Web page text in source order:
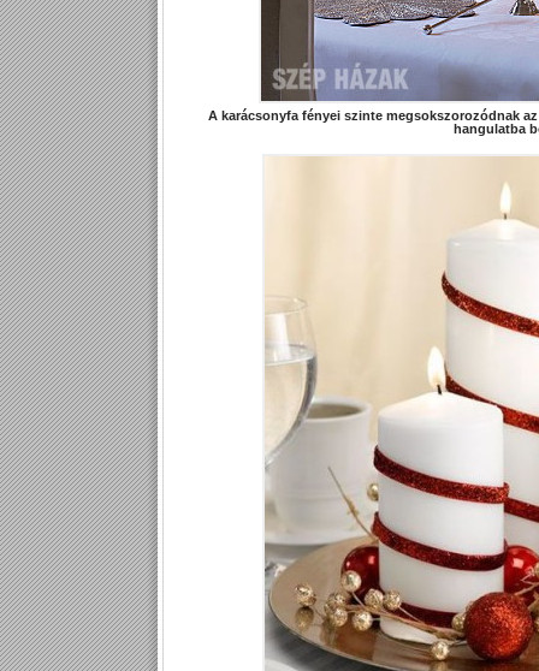
A karácsonyfa fényei szinte megsokszorozódnak
hangulatba